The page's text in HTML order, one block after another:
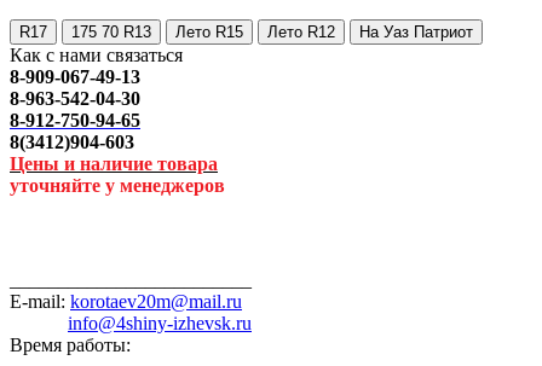
R17 175 70 R13 Лето R15 Лето R12 На Уаз Патриот
Как с нами связаться
8-909-067-49-13
8-963-542-04-30
8-912-750-94-65
8(3412)904-603
Цены и наличие товара
уточняйте у менеджеров
E-mail: korotaev20m@mail.ru
info@4shiny-izhevsk.ru
Время работы: